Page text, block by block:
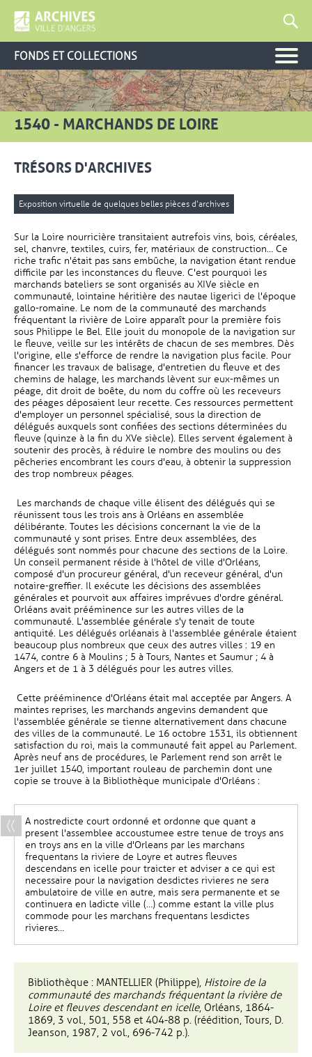
FONDS ET COLLECTIONS
1540 - MARCHANDS DE LOIRE
TRÉSORS D'ARCHIVES
Exposition virtuelle de quelques belles pièces d'archives
Sur la Loire nourricière transitaient autrefois vins, bois, céréales,
sel, chanvre, textiles, cuirs, fer, matériaux de construction… Ce
riche trafic n'était pas sans embûche, la navigation étant rendue
difficile par les inconstances du fleuve. C'est pourquoi les
marchands bateliers se sont organisés au XIVe siècle en
communauté, lointaine héritière des nautae ligerici de l'époque
gallo-romaine. Le nom de la communauté des marchands
fréquentant la rivière de Loire apparaît pour la première fois
sous Philippe le Bel. Elle jouit du monopole de la navigation sur
le fleuve, veille sur les intérêts de chacun de ses membres. Dès
l'origine, elle s'efforce de rendre la navigation plus facile. Pour
financer les travaux de balisage, d'entretien du fleuve et des
chemins de halage, les marchands lèvent sur eux-mêmes un
péage, dit droit de boête, du nom du coffre où les receveurs
des péages déposaient leur recette. Ces ressources permettent
d'employer un personnel spécialisé, sous la direction de
délégués auxquels sont confiées des sections déterminées du
fleuve (quinze à la fin du XVe siècle). Elles servent également à
soutenir des procès, à réduire le nombre des moulins ou des
pêcheries encombrant les cours d'eau, à obtenir la suppression
des trop nombreux péages.
Les marchands de chaque ville élisent des délégués qui se
réunissent tous les trois ans à Orléans en assemblée
délibérante. Toutes les décisions concernant la vie de la
communauté y sont prises. Entre deux assemblées, des
délégués sont nommés pour chacune des sections de la Loire.
Un conseil permanent réside à l'hôtel de ville d'Orléans,
composé d'un procureur général, d'un receveur général, d'un
notaire-greffier. Il exécute les décisions des assemblées
générales et pourvoit aux affaires imprévues d'ordre général.
Orléans avait prééminence sur les autres villes de la
communauté. L'assemblée générale s'y tenait de toute
antiquité. Les délégués orléanais à l'assemblée générale étaient
beaucoup plus nombreux que ceux des autres villes : 19 en
1474, contre 6 à Moulins ; 5 à Tours, Nantes et Saumur ; 4 à
Angers et de 1 à 3 délégués pour les autres villes.
Cette prééminence d'Orléans était mal acceptée par Angers. A
maintes reprises, les marchands angevins demandent que
l'assemblée générale se tienne alternativement dans chacune
des villes de la communauté. Le 16 octobre 1531, ils obtiennent
satisfaction du roi, mais la communauté fait appel au Parlement.
Après neuf ans de procédures, le Parlement rend son arrêt le
1er juillet 1540, important rouleau de parchemin dont une
copie se trouve à la Bibliothèque municipale d'Orléans :
A nostredicte court ordonné et ordonne que quant a
present l'assemblee accoustumee estre tenue de troys ans
en troys ans en la ville d'Orleans par les marchans
frequentans la riviere de Loyre et autres fleuves
descendans en icelle pour traicter et adviser a ce qui est
necessaire pour la navigation desdictes rivieres ne sera
ambulatoire de ville en autre, mais sera permanente et se
continuera en ladicte ville (…) comme estant la ville plus
commode pour les marchans frequentans lesdictes
rivieres…
Bibliothèque : MANTELLIER (Philippe), Histoire de la
communauté des marchands fréquentant la rivière de
Loire et fleuves descendant en icelle, Orléans, 1864-
1869, 3 vol., 501, 558 et 404-88 p. (réédition, Tours, D.
Jeanson, 1987, 2 vol., 696-742 p.).